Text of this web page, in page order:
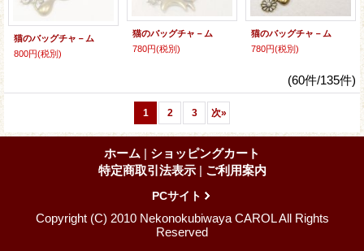
猫のバッグチャ－ム
800円(税別)
猫のバッグチャ－ム
780円(税別)
猫のバッグチャ－ム
780円(税別)
(60件/135件)
1 2 3 次»
ホーム | ショッピングカート
特定商取引法表示 | ご利用案内
PCサイト
Copyright (C) 2010 Nekonokubiwaya CAROL All Rights
Reserved